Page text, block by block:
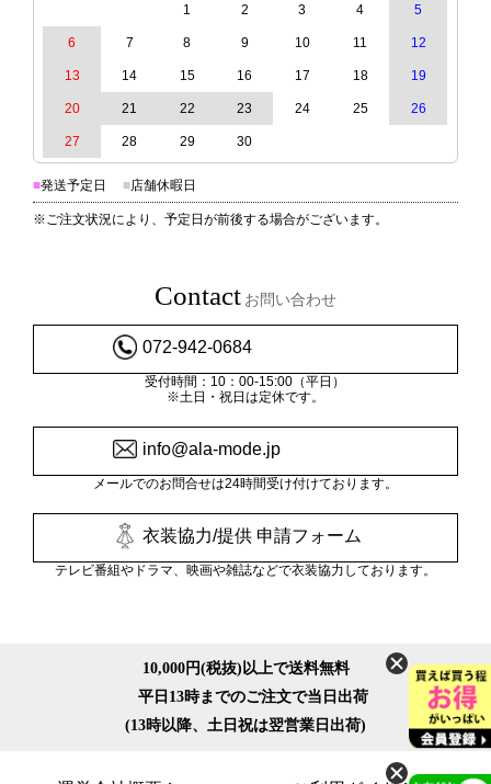
1 2 3 4 5
6 7 8 9 10 11 12
13 14 15 16 17 18 19
20 21 22 23 24 25 26
27 28 29 30
■発送予定日 ■店舗休暇日
※ご注文状況により、予定日が前後する場合がございます。
Contact お問い合わせ
072-942-0684
受付時間：10：00-15:00（平日）
※土日・祝日は定休です。
info@ala-mode.jp
メールでのお問合せは24時間受け付けております。
衣装協力/提供 申請フォーム
テレビ番組やドラマ、映画や雑誌などで衣装協力しております。
10,000円(税抜)以上で送料無料
平日13時までのご注文で当日出荷
(13時以降、土日祝は翌営業日出荷)